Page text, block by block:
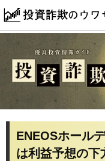
ENEOSホール
は利益予想の下